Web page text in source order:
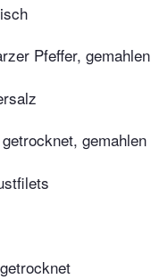
Pfeffer, gemahlen
gemahlen